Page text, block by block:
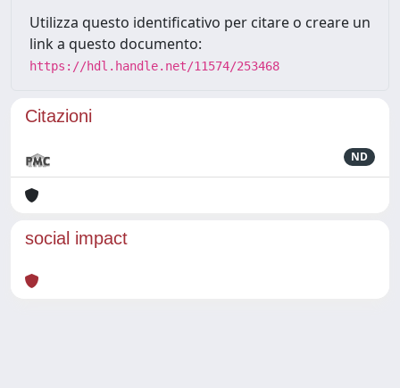
Utilizza questo identificativo per citare o creare un
link a questo documento:
https://hdl.handle.net/11574/253468
Citazioni
ND
social impact